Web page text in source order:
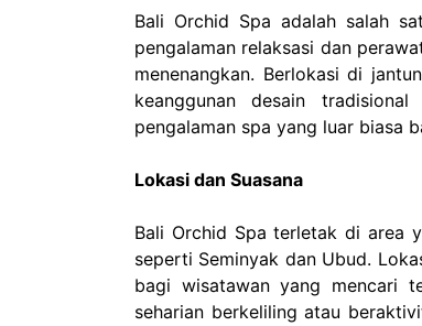
Bali Orchid Spa adalah salah
pengalaman relaksasi dan
menenangkan. Berlokasi di
keanggunan desain
pengalaman spa yang luar biasa
Lokasi dan Suasana
Bali Orchid Spa terletak di area
seperti Seminyak dan Ubud.
bagi wisatawan yang mencari
seharian berkeliling atau